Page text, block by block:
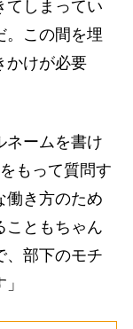
てしまってい
。この間を埋
かけが必要
ネームを書け
もって質問す
働き方のため
こともちゃん
、部下のモチ